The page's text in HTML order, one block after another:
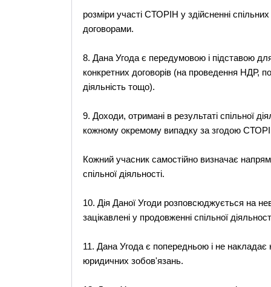
розміри участі СТОРІН у здійсненні
договорами.
8. Дана Угода є передумовою і підставою
конкретних договорів (на проведення НДР,
діяльність тощо).
9. Доходи, отримані в результаті спільної
кожному окремому випадку за згодою
Кожний учасник самостійно визначає
спільної діяльності.
10. Дія Даної Угоди розповсюджується на
зацікавлені у продовженні спільної
11. Дана Угода є попередньою і не
юридичних зобов'язань.